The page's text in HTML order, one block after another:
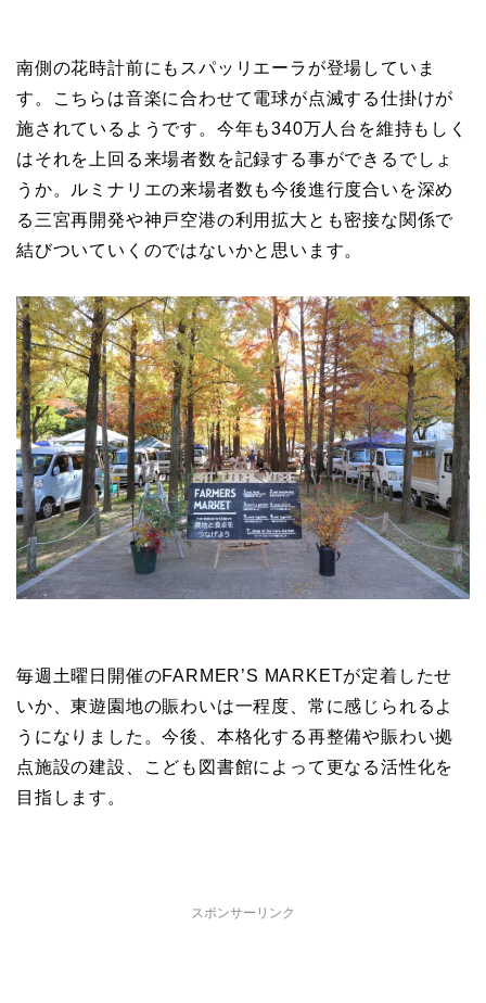
南側の花時計前にもスパッリエーラが登場していま
す。こちらは音楽に合わせて電球が点滅する仕掛けが
施されているようです。今年も340万人台を維持もしく
はそれを上回る来場者数を記録する事ができるでしょ
うか。ルミナリエの来場者数も今後進行度合いを深め
る三宮再開発や神戸空港の利用拡大とも密接な関係で
結びついていくのではないかと思います。
毎週土曜日開催のFARMER’S MARKETが定着したせ
いか、東遊園地の賑わいは一程度、常に感じられるよ
うになりました。今後、本格化する再整備や賑わい拠
点施設の建設、こども図書館によって更なる活性化を
目指します。
スポンサーリンク